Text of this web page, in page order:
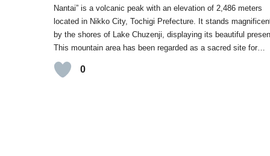
Nantai” is a volcanic peak with an elevation of 2,486 meters
located in Nikko City, Tochigi Prefecture. It stands
by the shores of Lake Chuzenji, displaying its beautiful
This mountain area has been regarded as a sacred site for…
0